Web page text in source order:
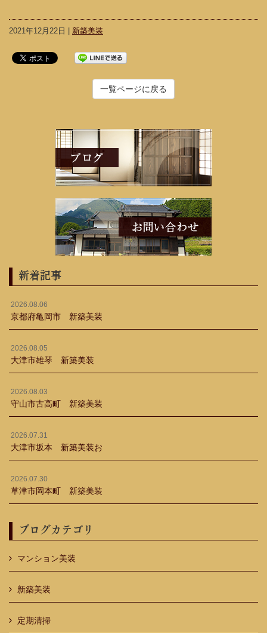
2021年12月22日 | 新築美装
一覧ページに戻る
新着記事
2026.08.06
京都府亀岡市 新築美装
2026.08.05
大津市雄琴 新築美装
2026.08.03
守山市古高町 新築美装
2026.07.31
大津市坂本 新築美装お
2026.07.30
草津市岡本町 新築美装
ブログカテゴリ
マンション美装
新築美装
定期清掃